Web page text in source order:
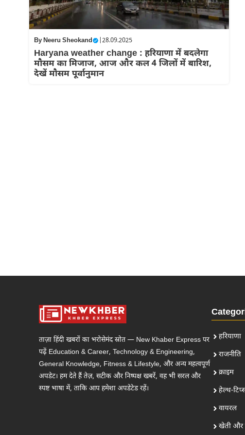
ByNeeru Sheokand | 28.09.2025
Haryana weather change : हरियाणा में बदलेगा
मौसम का मिजाज, आज और कल 4 जिलों में बारिश,
देखें मौसम पूर्वानुमान
ताज़ा हिंदी खबरों का भरोसेमंद स्रोत — New Khaber Express पर
पढ़ें Education & Career, Technology & Engineering,
General Knowledge, Fitness & Lifestyle, और अन्य महत्वपूर्ण
अपडेट। हम देते हैं तेज़, सटीक और निष्पक्ष खबरें, वह भी सरल और
स्पष्ट भाषा में, ताकि आप हमेशा अपडेटेड रहें।
हरियाणा
राजनीति
क्राइम
हेल्थ-
वायरल
खेती और